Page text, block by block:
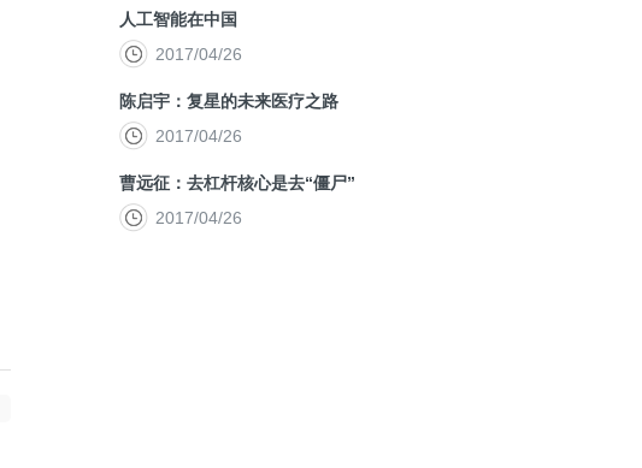
人工智能在中国
2017/04/26
陈启宇：复星的未来医疗之路
2017/04/26
曹远征：去杠杆核心是去“僵尸”
2017/04/26